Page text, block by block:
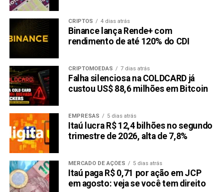
CRIPTOS 4 dias atrás
Binance lança Rende+ com
rendimento de até 120% do CDI
CRIPTOMOEDAS 7 dias atrás
Falha silenciosa na COLDCARD já
custou US$ 88,6 milhões em Bitcoin
EMPRESAS 5 dias atrás
Itaú lucra R$ 12,4 bilhões no segundo
trimestre de 2026, alta de 7,8%
MERCADO DE AÇÕES 5 dias atrás
Itaú paga R$ 0,71 por ação em JCP
em agosto: veja se você tem direito